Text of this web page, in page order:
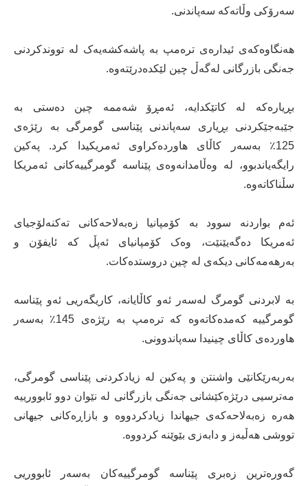
سەرۆکی وڵاتەکە سەپاندنی.
هەنگاوەکەی ئیدارەی ترەمپ بە پاشەکشەیەک لە تووندکردنی
جەنگی بازرگانی لەگەڵ چین لێکدەدرێتەوە.
بڕیارەکە لە کاتێکدایە، ئەمڕۆ شەممە چین دەستی بە
جێبەجێکردنی بڕیاری سەپاندنی پێناسی گومرگی بە رێژەی
125٪ بەسەر کاڵای هاوردەکراوی ئەمریکیدا کرد. پەکین
رایگەیاندبوو، لە وەڵامدانەوەی پێناسە گومرگییەکانی ئەمریکا
سڵناکاتەوە.
ئەم بواردنە سوود بە کۆمپانیا زەبەلاحەکانی تەکنەلۆجیای
ئەمریکا دەگەیێنێت، وەک کۆمپانیای ئەپڵ کە ئایفۆن و
بەرهەمەکانی دیکەی لە چین دروستدەکات.
بە لابردنی گومرگ لەسەر ئەو کاڵایانە، کاریگەریی ئەو پێناسە
گومرگییە کەمدەکاتەوە کە ترەمپ بە رێژەی 145٪ بەسەر
هاوردەی کاڵای چینیدا سەپاندوونی.
بەربەرێکانێی واشنتن و پەکین لە زیادکردنی پێناسی گومرگی،
مەترسیی درێژەکێشانی جەنگی بازرگانی لە نێوان دوو ئابوورییە
هەرە زەبەلاحەکەی جیهاندا زیادکردووە و بازاڕەکانی جیهانی
تووشی هەڵبەز و دابەزی بێوێنە کردووە.
گەورەترین زەبری پێناسە گومرگییەکان بەسەر ئابووریی